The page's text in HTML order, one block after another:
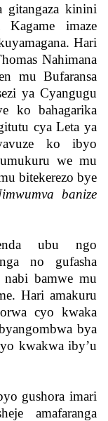
gitangaza kinini
imaze
Hari
Nahimana
mu Bufaransa
ya Cyangugu
ko bahagarika
cya Leta ya
ko ibyo
we mu
bitekerezo bye
banize
ubu ngo
no gufasha
bamwe mu
Hari amakuru
cyo kwaka
bya
kwakwa iby’u
gushora imari
amafaranga